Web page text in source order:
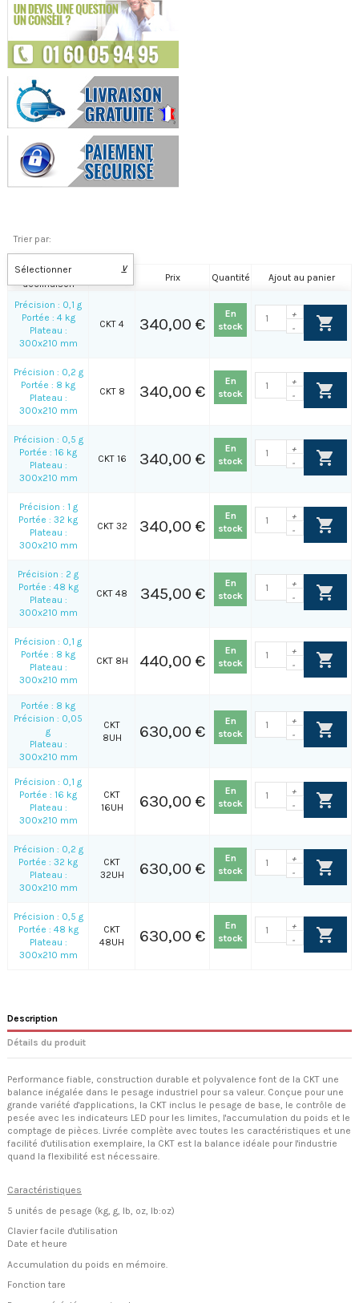
Trier par:
Sélectionner ⊻
Nom de la
déclinaison
Prix Quantité Ajout au panier
Précision : 0,1 g
Portée : 4 kg
Plateau :
300x210 mm
CKT 4 340,00 €
En
stock
+
-
Précision : 0,2 g
Portée : 8 kg
Plateau :
300x210 mm
CKT 8 340,00 €
En
stock
+
-
Précision : 0,5 g
Portée : 16 kg
Plateau :
300x210 mm
CKT 16 340,00 €
En
stock
+
-
Précision : 1 g
Portée : 32 kg
Plateau :
300x210 mm
CKT 32 340,00 €
En
stock
+
-
Précision : 2 g
Portée : 48 kg
Plateau :
300x210 mm
CKT 48 345,00 €
En
stock
+
-
Précision : 0,1 g
Portée : 8 kg
Plateau :
300x210 mm
CKT 8H 440,00 €
En
stock
+
-
Portée : 8 kg
Précision : 0,05
g
Plateau :
300x210 mm
CKT
8UH
630,00 €
En
stock
+
-
Précision : 0,1 g
Portée : 16 kg
Plateau :
300x210 mm
CKT
16UH
630,00 €
En
stock
+
-
Précision : 0,2 g
Portée : 32 kg
Plateau :
300x210 mm
CKT
32UH
630,00 €
En
stock
+
-
Précision : 0,5 g
Portée : 48 kg
Plateau :
300x210 mm
CKT
48UH
630,00 €
En
stock
+
-
Description
Détails du produit
Performance fiable, construction durable et polyvalence font de la CKT une
balance inégalée dans le pesage industriel pour sa valeur. Conçue pour une
grande variété d'applications, la CKT inclus le pesage de base, le contrôle de
pesée avec les indicateurs LED pour les limites, l'accumulation du poids et le
comptage de pièces. Livrée complète avec toutes les caractéristiques et une
facilité d'utilisation exemplaire, la CKT est la balance idéale pour l'industrie
quand la flexibilité est nécessaire.
Caractéristiques
5 unités de pesage (kg, g, lb, oz, lb:oz)
Clavier facile d'utilisation
Date et heure
Accumulation du poids en mémoire.
Fonction tare